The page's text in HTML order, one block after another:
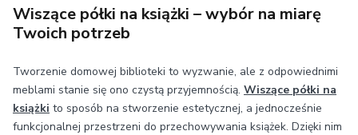
Wiszące półki na książki – wybór na miarę
Twoich potrzeb
Tworzenie domowej biblioteki to wyzwanie, ale z odpowiednimi
meblami stanie się ono czystą przyjemnością. Wiszące półki na
książki to sposób na stworzenie estetycznej, a jednocześnie
funkcjonalnej przestrzeni do przechowywania książek. Dzięki nim